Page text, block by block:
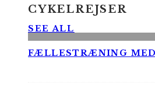
CYKELREJSER
SEE ALL
FÆLLESTRÆNING MED